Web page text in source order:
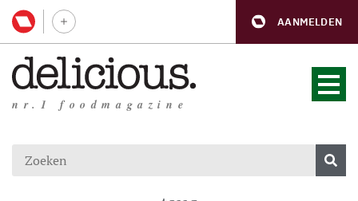
AANMELDEN
nr.1 foodmagazine